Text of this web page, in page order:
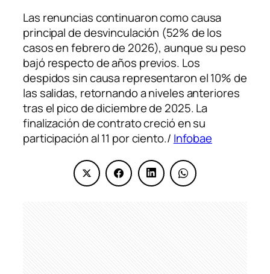
Las renuncias continuaron como causa
principal de desvinculación (52% de los
casos en febrero de 2026), aunque su peso
bajó respecto de años previos. Los
despidos sin causa representaron el 10% de
las salidas, retornando a niveles anteriores
tras el pico de diciembre de 2025. La
finalización de contrato creció en su
participación al 11 por ciento./ Infobae